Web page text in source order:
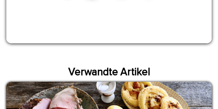
Verwandte Artikel